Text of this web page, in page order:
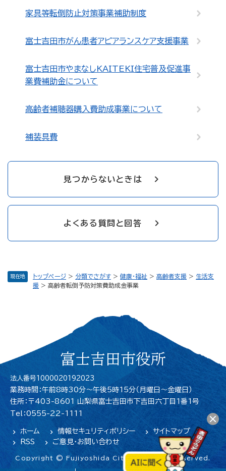
現在地 トップページ > 分類でさがす > 健康・福祉 > 高齢者支援 > 生活支
援 > 高齢者転倒予防対策費助成金事業
家具等転倒防止対策事業補助制度
富士吉田市がん患者アピアランスケア支援事業
富士吉田市やまなしKAITEKI住宅普及促進事
業費補助金について
高齢者補聴器購入費助成事業について
補装具費
見つからないときは
よくある質問と回答
富士吉田市役所
法人番号1000020192023
業務時間：午前8時30分～午後5時15分（月曜日〜金曜日）
住所：〒403-8601 山梨県富士吉田市下吉田六丁目1番1号
Tel：0555-22-1111
ホーム 情報セキュリティポリシー
サイトマップ
RSS
ご意見・お問い合わせ
Copyright © Fujiyoshida City. All Rights Reserved.